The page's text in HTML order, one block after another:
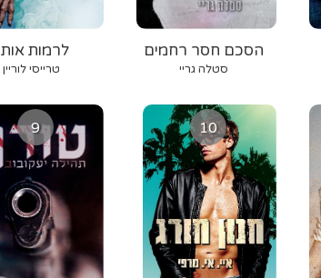
לרמות
טרייסי לוריין
הסכם חסר רחמים
סטלה גריי
9 10